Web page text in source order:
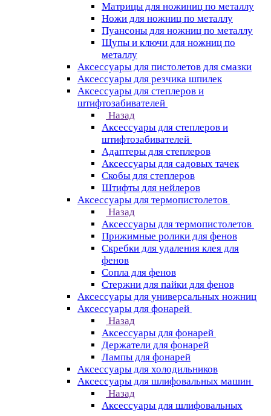
Матрицы для ножиниц по металлу
Ножи для ножниц по металлу
Пуансоны для ножниц по металлу
Щупы и ключи для ножниц по
металлу
Аксессуары для пистолетов для смазки
Аксессуары для резчика шпилек
Аксессуары для степлеров и
штифтозабивателей
Назад
Аксессуары для степлеров и
штифтозабивателей
Адаптеры для степлеров
Аксессуары для садовых тачек
Скобы для степлеров
Штифты для нейлеров
Аксессуары для термопистолетов
Назад
Аксессуары для термопистолетов
Прижимные ролики для фенов
Скребки для удаления клея для
фенов
Сопла для фенов
Стержни для пайки для фенов
Аксессуары для универсальных ножниц
Аксессуары для фонарей
Назад
Аксессуары для фонарей
Держатели для фонарей
Лампы для фонарей
Аксессуары для холодильников
Аксессуары для шлифовальных машин
Назад
Аксессуары для шлифовальных